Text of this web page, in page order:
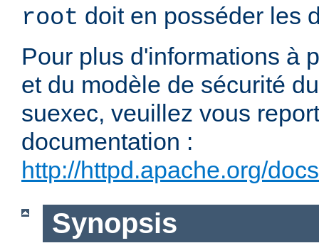
root doit en posséder les
Pour plus d'informations à
et du modèle de sécurité
suexec, veuillez vous
documentation :
http://httpd.apache.org/
Synopsis